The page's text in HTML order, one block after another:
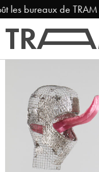
les bureaux de TRAM